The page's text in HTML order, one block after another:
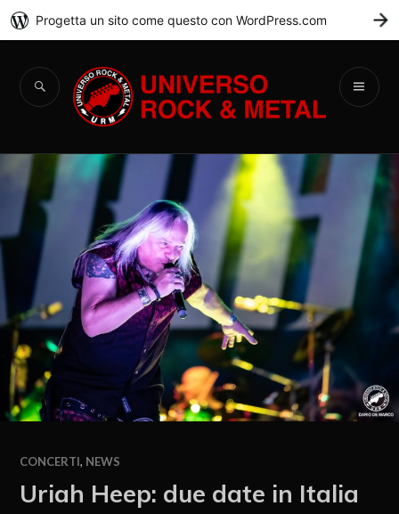
Universo Rock &
Metal
CONCERTI, NEWS
Uriah Heep: due date in Italia
Progetta un sito come questo con WordPress.com